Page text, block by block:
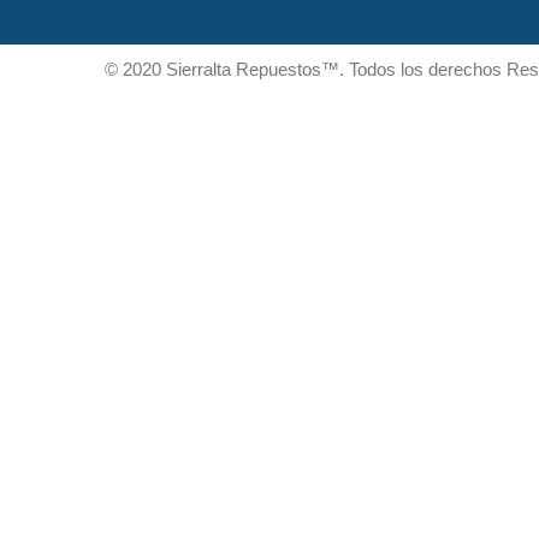
© 2020 Sierralta Repuestos™. Todos los derechos